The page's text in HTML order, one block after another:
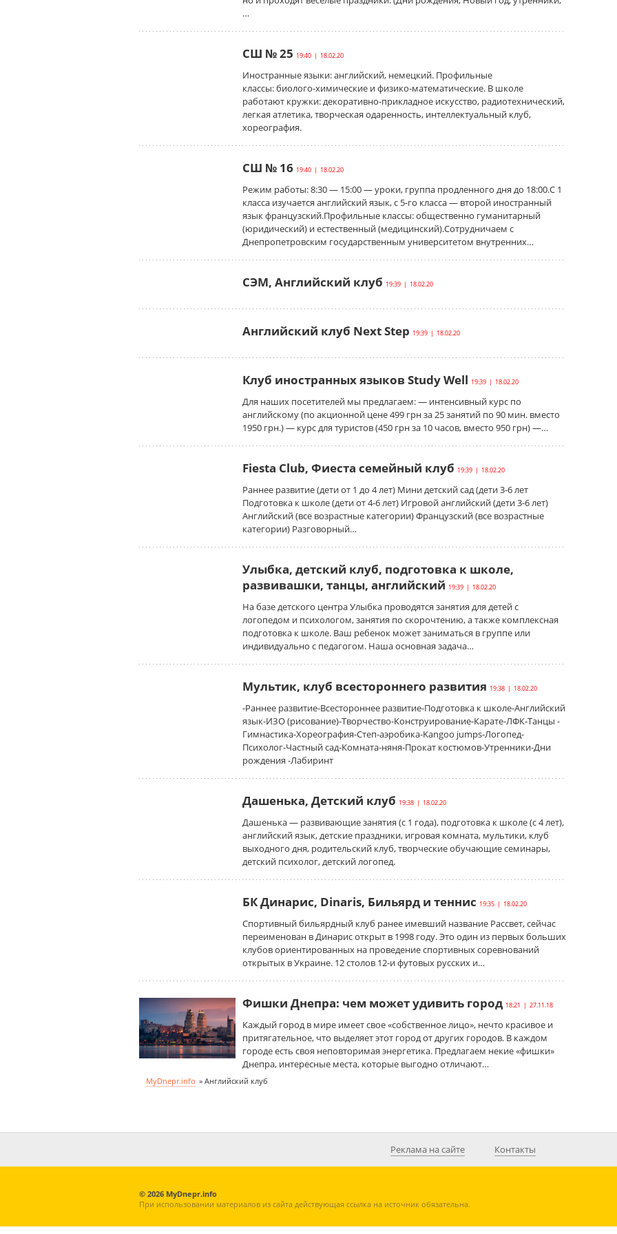
…
СШ № 25 19:40 | 18.02.20
Иностранные языки: английский, немецкий. Профильные
классы: биолого-химические и физико-математические. В школе
работают кружки: декоративно-прикладное искусство, радиотехнический,
легкая атлетика, творческая одаренность, интеллектуальный клуб,
хореография.
СШ № 16 19:40 | 18.02.20
Режим работы: 8:30 — 15:00 — уроки, группа продленного дня до 18:00.С 1
класса изучается английский язык, с 5-го класса — второй иностранный
язык французский.Профильные классы: общественно гуманитарный
(юридический) и естественный (медицинский).Сотрудничаем с
Днепропетровским государственным университетом внутренних…
СЭМ, Английский клуб 19:39 | 18.02.20
Английский клуб Next Step 19:39 | 18.02.20
Клуб иностранных языков Study Well 19:39 | 18.02.20
Для наших посетителей мы предлагаем: — интенсивный курс по
английскому (по акционной цене 499 грн за 25 занятий по 90 мин. вместо
1950 грн.) — курс для туристов (450 грн за 10 часов, вместо 950 грн) —…
Fiesta Club, Фиеста семейный клуб 19:39 | 18.02.20
Раннее развитие (дети от 1 до 4 лет) Мини детский сад (дети 3-6 лет
Подготовка к школе (дети от 4-6 лет) Игровой английский (дети 3-6 лет)
Английский (все возрастные категории) Французский (все возрастные
категории) Разговорный…
Улыбка, детский клуб, подготовка к школе,
развивашки, танцы, английский 19:39 | 18.02.20
На базе детского центра Улыбка проводятся занятия для детей с
логопедом и психологом, занятия по скорочтению, а также комплексная
подготовка к школе. Ваш ребенок может заниматься в группе или
индивидуально с педагогом. Наша основная задача…
Мультик, клуб всестороннего развития 19:38 | 18.02.20
-Раннее развитие-Всестороннее развитие-Подготовка к школе-Английский
язык-ИЗО (рисование)-Творчество-Конструирование-Карате-ЛФК-Танцы -
Гимнастика-Хореография-Степ-аэробика-Kangoo jumps-Логопед-
Психолог-Частный сад-Комната-няня-Прокат костюмов-Утренники-Дни
рождения -Лабиринт
Дашенька, Детский клуб 19:38 | 18.02.20
Дашенька — развивающие занятия (с 1 года), подготовка к школе (с 4 лет),
английский язык, детские праздники, игровая комната, мультики, клуб
выходного дня, родительский клуб, творческие обучающие семинары,
детский психолог, детский логопед.
БК Динарис, Dinaris, Бильярд и теннис 19:35 | 18.02.20
Спортивный бильярдный клуб ранее имевший название Рассвет, сейчас
переименован в Динарис открыт в 1998 году. Это один из первых больших
клубов ориентированных на проведение спортивных соревнований
открытых в Украине. 12 столов 12-и футовых русских и…
Фишки Днепра: чем может удивить город 18:21 | 27.11.18
Каждый город в мире имеет свое «собственное лицо», нечто красивое и
притягательное, что выделяет этот город от других городов. В каждом
городе есть своя неповторимая энергетика. Предлагаем некие «фишки»
Днепра, интересные места, которые выгодно отличают…
MyDnepr.info » Английский клуб
Реклама на сайте Контакты
© 2026 MyDnepr.info
При использовании материалов из сайта действующая ссылка на источник обязательна.